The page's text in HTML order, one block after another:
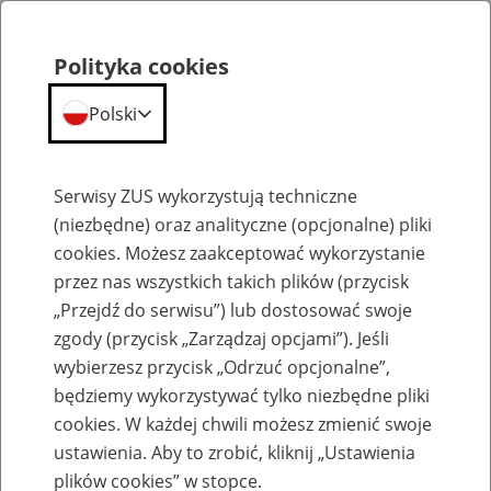
Szkolenia
Zaproś ZUS do siebie: Aktywni 50+
Polityka cookies
Polski
Serwisy ZUS wykorzystują techniczne
(niezbędne) oraz analityczne (opcjonalne) pliki
cookies. Możesz zaakceptować wykorzystanie
przez nas wszystkich takich plików (przycisk
„Przejdź do serwisu”) lub dostosować swoje
zgody (przycisk „Zarządzaj opcjami”). Jeśli
wybierzesz przycisk „Odrzuć opcjonalne”,
będziemy wykorzystywać tylko niezbędne pliki
cookies. W każdej chwili możesz zmienić swoje
ustawienia. Aby to zrobić, kliknij „Ustawienia
plików cookies” w stopce.